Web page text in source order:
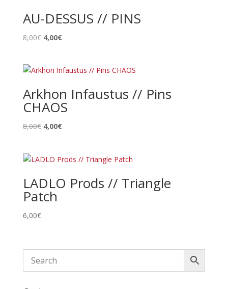
AU-DESSUS // PINS
8,00€ Le
était :
4,00€Le
est :
Arkhon Infaustus // Pins
CHAOS
8,00€ Le
était :
4,00€Le
est :
LADLO Prods // Triangle
Patch
6,00€